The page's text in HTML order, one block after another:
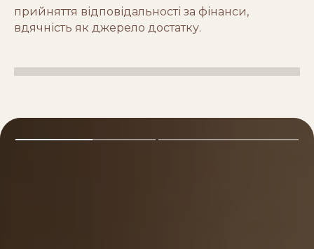
прийняття відповідальності за фінанси,
вдячність як джерело достатку.